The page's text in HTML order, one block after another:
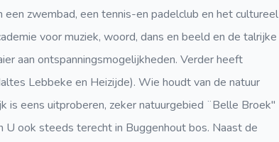
zwembad, een tennis-en padelclub en het cultureel
voor muziek, woord, dans en beeld en de talrijke
aan ontspanningsmogelijkheden. Verder heeft
Lebbeke en Heizijde). Wie houdt van de natuur
eens uitproberen, zeker natuurgebied ¨Belle Broek"
U ook steeds terecht in Buggenhout bos. Naast de